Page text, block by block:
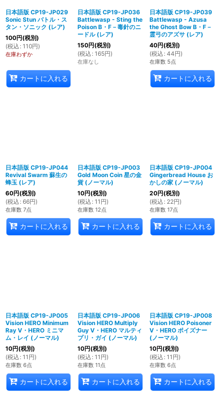
日本語版 CP19-JP029
Sonic Stun バトル・ス
タン・ソニック (レア)
100円(税別)
(税込 : 110円)
在庫わずか
カートに入れる
日本語版 CP19-JP036
Battlewasp - Sting the
Poison B・F－毒針のニ
ードル (レア)
150円(税別)
(税込 : 165円)
在庫なし
日本語版 CP19-JP039
Battlewasp - Azusa
the Ghost Bow B・F－
霊弓のアズサ (レア)
40円(税別)
(税込 : 44円)
在庫数 5点
カートに入れる
日本語版 CP19-JP044
Revival Swarm 蘇生の
蜂玉 (レア)
60円(税別)
(税込 : 66円)
在庫数 7点
カートに入れる
日本語版 CP19-JP003
Gold Moon Coin 星の金
貨 (ノーマル)
10円(税別)
(税込 : 11 円)
在庫数 12点
カートに入れる
日本語版 CP19-JP004
Gingerbread House お
かしの家 (ノーマル)
20円(税別)
(税込 : 22円)
在庫数 17点
カートに入れる
日本語版 CP19-JP005
Vision HERO Minimum
Ray V・HERO ミニマ
ム・レイ (ノーマル)
10円(税別)
(税込 : 11 円)
在庫数 6点
カートに入れる
日本語版 CP19-JP006
Vision HERO Multiply
Guy V・HERO マルティ
プリ・ガイ (ノーマル)
10円(税別)
(税込 : 11 円)
在庫数 11点
カートに入れる
日本語版 CP19-JP008
Vision HERO Poisoner
V・HERO ポイズナー
(ノーマル)
10円(税別)
(税込 : 11 円)
在庫数 6点
カートに入れる